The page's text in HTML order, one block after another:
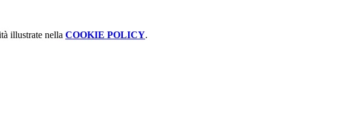
illustrate nella COOKIE POLICY.